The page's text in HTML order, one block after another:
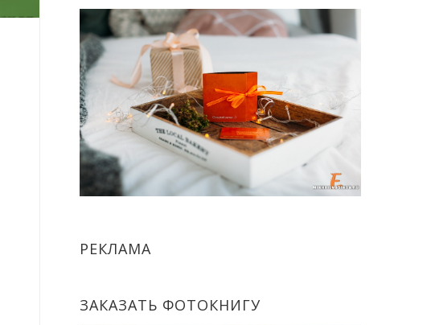
РЕКЛАМА
ЗАКАЗАТЬ ФОТОКНИГУ